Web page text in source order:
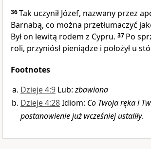
36Tak uczynił Józef, nazwany przez
Barnabą, co można przetłumaczyć
Był on lewitą rodem z Cypru. 37 Po
roli, przyniósł pieniądze i położył u
Footnotes
Dzieje 4:9 Lub:zbawiona
Dzieje 4:28Idiom: Co Twoja ręka i
postanowienie już wcześniej ustaliły.